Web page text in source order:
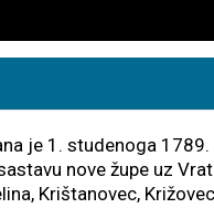
je 1. studenoga 1789.
nove župe uz
Krištanovec,